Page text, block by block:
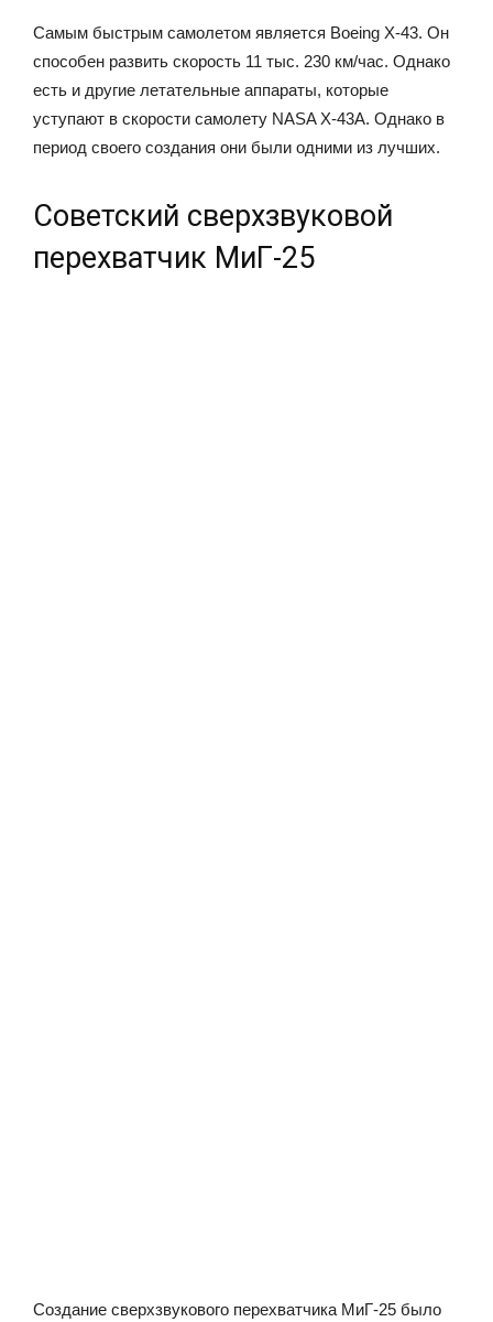
Самым быстрым самолетом является Boeing X-43. Он
способен развить скорость 11 тыс. 230 км/час. Однако
есть и другие летательные аппараты, которые
уступают в скорости самолету NASA X-43A. Однако в
период своего создания они были одними из лучших.
Советский сверхзвуковой
перехватчик МиГ-25
Создание сверхзвукового перехватчика МиГ-25 было